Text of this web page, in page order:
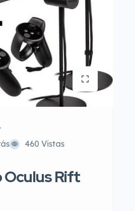
460 Vistas
Oculus Rift